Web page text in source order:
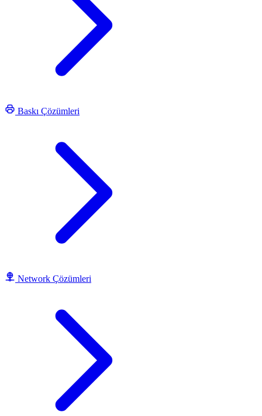
Baskı Çözümleri
Network Çözümleri